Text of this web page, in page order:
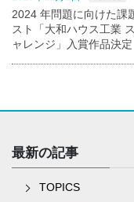
2024 年問題に向けた課
スト「大和ハウス工業
ャレンジ」入賞作品決定
最新の記事
TOPICS